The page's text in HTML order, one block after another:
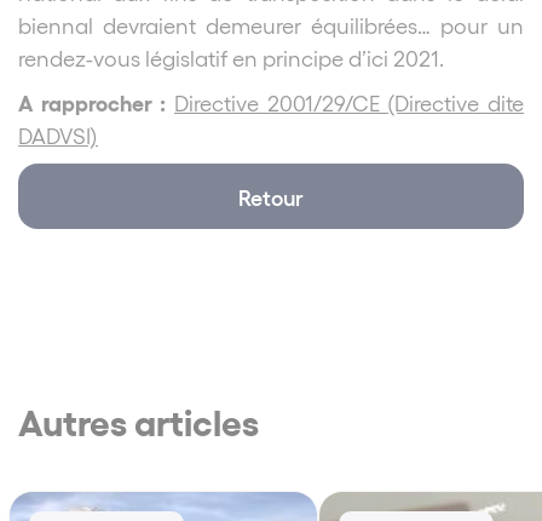
biennal devraient demeurer équilibrées… pour un
rendez-vous législatif en principe d’ici 2021.
A rapprocher : Directive 2001/29/CE (Directive dite
DADVSI)
Retour
Autres articles